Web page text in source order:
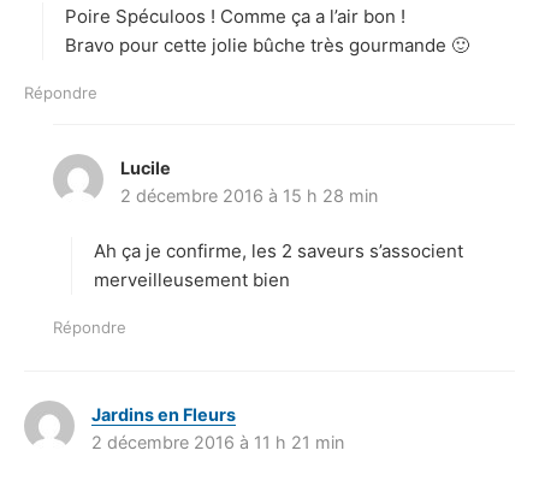
:
Poire Spéculoos ! Comme ça a l’air bon !
Bravo pour cette jolie bûche très gourmande 🙂
Répondre
Lucile
i
:
2 décembre 2016 à 15 h 28 min
Ah ça je confirme, les 2 saveurs s’associent
merveilleusement bien
Répondre
Jardins en Fleurs
2 décembre 2016 à 11 h 21 min